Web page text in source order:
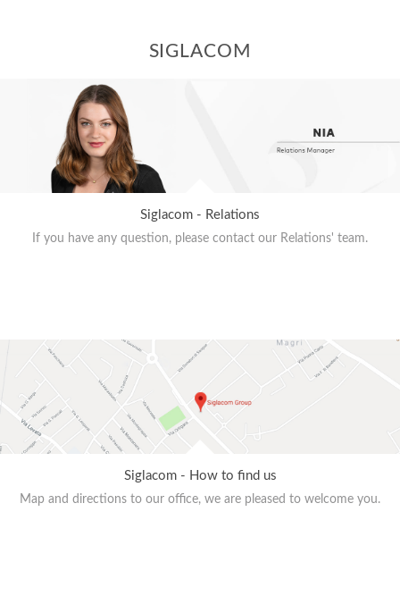
SIGLACOM
Siglacom - Relations
If you have any question, please contact our Relations' team.
Siglacom - How to find us
Map and directions to our office, we are pleased to welcome you.